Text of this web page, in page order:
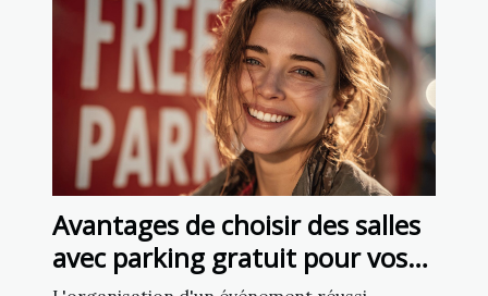
Avantages de choisir des salles
avec parking gratuit pour vos